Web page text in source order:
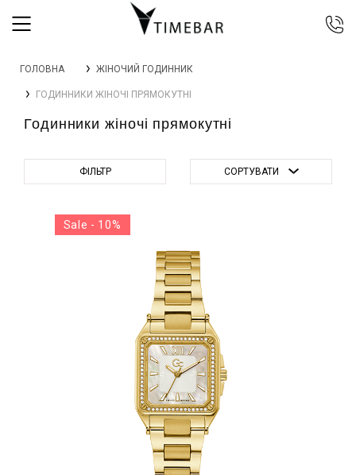
044 392 44 45
067 344 14 44 (viber)
0 800 305 805
ГОЛОВНА ЖІНОЧИЙ ГОДИННИК
ГОДИННИКИ ЖІНОЧІ ПРЯМОКУТНІ
Годинники жіночі прямокутні
ФІЛЬТР СОРТУВАТИ
Sale - 10%